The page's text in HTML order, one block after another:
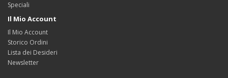
Speciali
Il Mio Account
Il Mio Account
Storico Ordini
Lista dei Desideri
Newsletter